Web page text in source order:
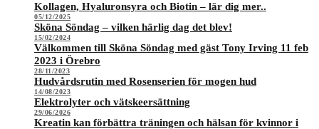
Kollagen, Hyaluronsyra och Biotin – lär dig mer..
05/12/2025
Sköna Söndag – vilken härlig dag det blev!
15/02/2024
Välkommen till Sköna Söndag med gäst Tony Irving 11 feb
2023 i Örebro
28/11/2023
Hudvårdsrutin med Rosenserien för mogen hud
14/08/2023
Elektrolyter och vätskeersättning
29/06/2026
Kreatin kan förbättra träningen och hälsan för kvinnor i